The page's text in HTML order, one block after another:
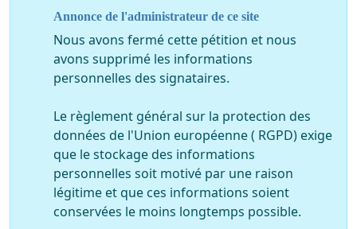
Annonce de l'administrateur de ce site
Nous avons fermé cette pétition et nous
avons supprimé les informations
personnelles des signataires.
Le règlement général sur la protection des
données de l'Union européenne ( RGPD) exige
que le stockage des informations
personnelles soit motivé par une raison
légitime et que ces informations soient
conservées le moins longtemps possible.